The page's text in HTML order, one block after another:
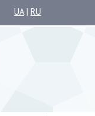
UA| RU